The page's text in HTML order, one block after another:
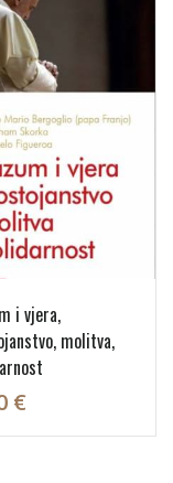
i vjera,
molitva,
€